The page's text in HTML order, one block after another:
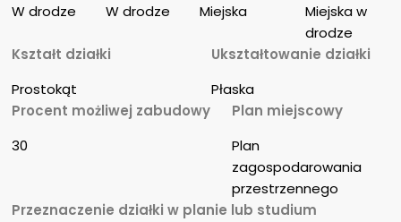
W drodze
W drodze
Miejska
Miejska w
drodze
Kształt działki
Prostokąt
Ukształtowanie działki
Płaska
Procent możliwej zabudowy
30
Plan miejscowy
Plan
zagospodarowania
przestrzennego
Przeznaczenie działki w planie lub studium